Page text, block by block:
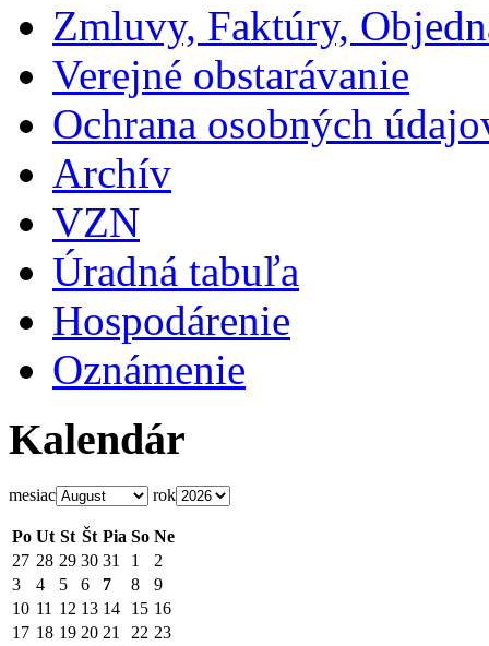
Zmluvy, Faktúry,
Verejné obstarávanie
Ochrana osobných
Archív
VZN
Úradná tabuľa
Hospodárenie
Oznámenie
Kalendár
mesiac rok
Po Ut St Št Pia So Ne
27 28 29 30 31 1
2
3
4 5 6 7 8
9
10 11 12 13 14 15 16
17 18 19 20 21 22 23